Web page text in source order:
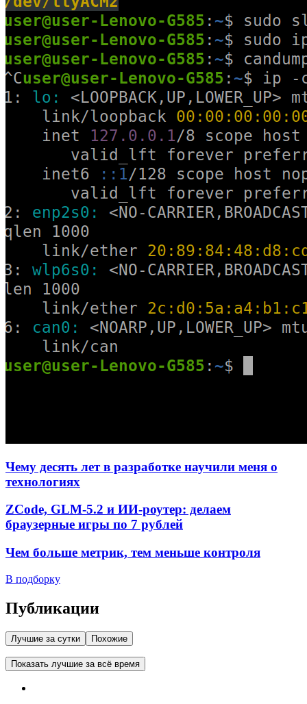
Чему десять лет в разработке научили меня о
технологиях
ZCode, GLM-5.2 и ИИ-роутер: делаем
браузерные игры по 7 рублей
Чем больше метрик, тем меньше контроля
В подборку
Публикации
Лучшие за сутки Похожие
Показать лучшие за всё время